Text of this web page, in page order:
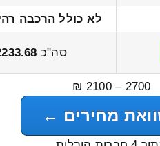
לא כולל הרכבה
סה"כ
2700 – 2100 ₪
מחירים ←